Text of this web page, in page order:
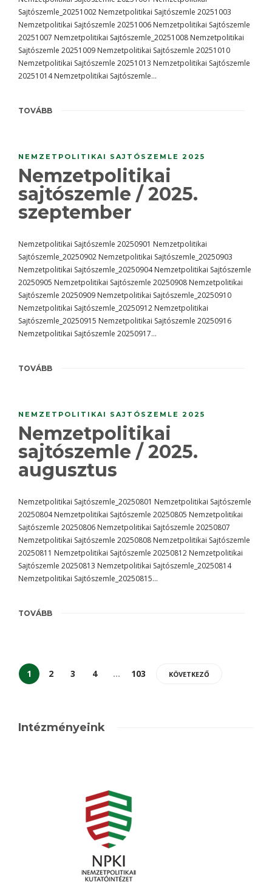
Sajtószemle_20251002 Nemzetpolitikai Sajtószemle 20251003
Nemzetpolitikai Sajtószemle 20251006 Nemzetpolitikai Sajtószemle
20251007 Nemzetpolitikai Sajtószemle_20251008 Nemzetpolitikai
Sajtószemle 20251009 Nemzetpolitikai Sajtószemle 20251010
Nemzetpolitikai Sajtószemle 20251013 Nemzetpolitikai Sajtószemle
20251014 Nemzetpolitikai Sajtószemle…
TOVÁBB
NEMZETPOLITIKAI SAJTÓSZEMLE 2025
Nemzetpolitikai
sajtószemle / 2025.
szeptember
Nemzetpolitikai Sajtószemle 20250901 Nemzetpolitikai
Sajtószemle_20250902 Nemzetpolitikai Sajtószemle_20250903
Nemzetpolitikai Sajtószemle_20250904 Nemzetpolitikai Sajtószemle
20250905 Nemzetpolitikai Sajtószemle 20250908 Nemzetpolitikai
Sajtószemle 20250909 Nemzetpolitikai Sajtószemle_20250910
Nemzetpolitikai Sajtószemle_20250912 Nemzetpolitikai
Sajtószemle_20250915 Nemzetpolitikai Sajtószemle 20250916
Nemzetpolitikai Sajtószemle 20250917…
TOVÁBB
NEMZETPOLITIKAI SAJTÓSZEMLE 2025
Nemzetpolitikai
sajtószemle / 2025.
augusztus
Nemzetpolitikai Sajtószemle_20250801 Nemzetpolitikai Sajtószemle
20250804 Nemzetpolitikai Sajtószemle 20250805 Nemzetpolitikai
Sajtószemle 20250806 Nemzetpolitikai Sajtószemle 20250807
Nemzetpolitikai Sajtószemle 20250808 Nemzetpolitikai Sajtószemle
20250811 Nemzetpolitikai Sajtószemle 20250812 Nemzetpolitikai
Sajtószemle 20250813 Nemzetpolitikai Sajtószemle_20250814
Nemzetpolitikai Sajtószemle_20250815…
TOVÁBB
1 2 3 4 … 103 KÖVETKEZŐ
Intézményeink